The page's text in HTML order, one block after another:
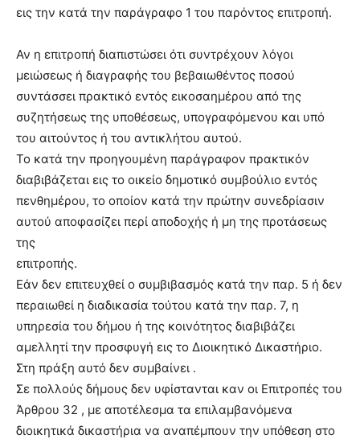
εις την κατά την παράγραφο 1 του παρόντος επιτροπή.
Αν η επιτροπή διαπιστώσει ότι συντρέχουν λόγοι
μειώσεως ή διαγραφής του βεβαιωθέντος ποσού
συντάσσει πρακτικό εντός εικοσαημέρου από της
συζητήσεως της υποθέσεως, υπογραφόμενου και υπό
του αιτούντος ή του αντικλήτου αυτού.
Το κατά την προηγουμένη παράγραφον πρακτικόν
διαβιβάζεται εις το οικείο δημοτικό συμβούλιο εντός
πενθημέρου, το οποίον κατά την πρώτην συνεδρίασιν
αυτού αποφασίζει περί αποδοχής ή μη της προτάσεως
της
επιτροπής.
Εάν δεν επιτευχθεί ο συμβιβασμός κατά την παρ. 5 ή δεν
περαιωθεί η διαδικασία τούτου κατά την παρ. 7, η
υπηρεσία του δήμου ή της κοινότητος διαβιβάζει
αμελλητί την προσφυγή εις το Διοικητικό Δικαστήριο.
Στη πράξη αυτό δεν συμβαίνει .
Σε πολλούς δήμους δεν υφίστανται καν οι Επιτροπές του
Άρθρου 32 , με αποτέλεσμα τα επιλαμβανόμενα
διοικητικά δικαστήρια να αναπέμπουν την υπόθεση στο